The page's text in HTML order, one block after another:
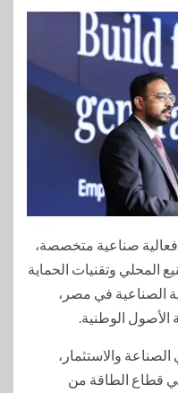
فعالية صناعية متخصصة،
المحلي وتقنيات الحماية
الصناعية في مصر،
الأصول الوطنية.
والاستثمار،
قطاع الطاقة من